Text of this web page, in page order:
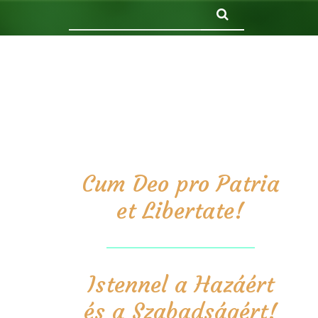
Cum Deo pro Patria
et Libertate!
Istennel a Hazáért
és a Szabadságért!